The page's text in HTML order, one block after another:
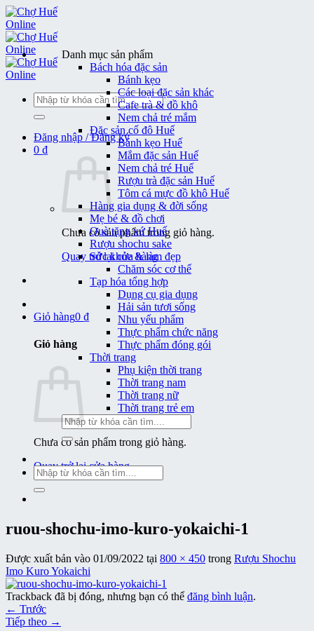
Bỏ
qua
nội
dung
Tìm
kiếm:
Đăng nhập / Đăng ký
0 ₫
Chưa có sản phẩm trong giỏ hàng.
Quay trở lại cửa hàng
Giỏ hàng0 ₫
Giỏ hàng
Chưa có sản phẩm trong giỏ hàng.
Quay trở lại cửa hàng
Danh mục sản phẩm
Bách hóa đặc sản
Bánh kẹo
Các loại đặc sản khác
Cafe trà & đồ khô
Nem chả tré mắm
Đặc sản cố đô Huế
Bánh kẹo Huế
Mắm đặc sản Huế
Nem chả tré Huế
Rượu trà đặc sản Huế
Tôm cá mực đồ khô Huế
Hàng gia dụng & đời sống
Mẹ bé & đồ chơi
Quà tặng xứ Huế
Rượu shochu sake
Sức khỏe & làm đẹp
Chăm sóc cơ thể
Tạp hóa tổng hợp
Dụng cụ gia dụng
Hải sản tươi sống
Nhu yếu phẩm
Thực phẩm chức năng
Thực phẩm đóng gói
Thời trang
Phụ kiện thời trang
Thời trang nam
Thời trang nữ
Thời trang trẻ em
Tìm
kiếm:
Tìm
kiếm:
ruou-shochu-imo-kuro-yokaichi-1
Được xuất bản vào 01/09/2022 tại 800 × 450 trong Rượu Shochu
Imo Kuro Yokaichi
Trackback đã bị đóng, nhưng bạn có thể đăng bình luận.
← Trước
Tiếp theo →